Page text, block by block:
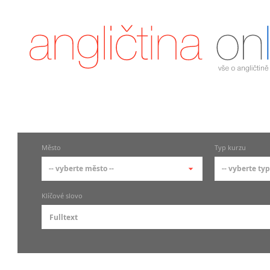
Město
-- vyberte město --
-- vyberte město --
Praha 2
Typ kurzu
-- vyberte
Klíčové slovo